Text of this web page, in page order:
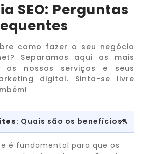
SEO: Perguntas
como fazer o seu negócio
Separamos aqui as mais
os nossos serviços e seus
digital. Sinta-se livre
: Quais são os benefícios?
é fundamental para que os